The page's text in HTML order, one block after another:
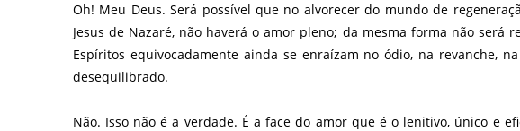
Oh! Meu Deus. Será possível que no alvorecer do mundo de
Jesus de Nazaré, não haverá o amor pleno; da mesma forma não
Espíritos equivocadamente ainda se enraízam no ódio, na revanche,
desequilibrado.
Não. Isso não é a verdade. É a face do amor que é o lenitivo, único e